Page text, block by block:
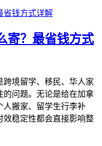
寄？最省钱方式
跨境留学、移民、华人家
的问题。无论是给在加拿
人搬家、留学生行李补
效稳定性都会直接影响整